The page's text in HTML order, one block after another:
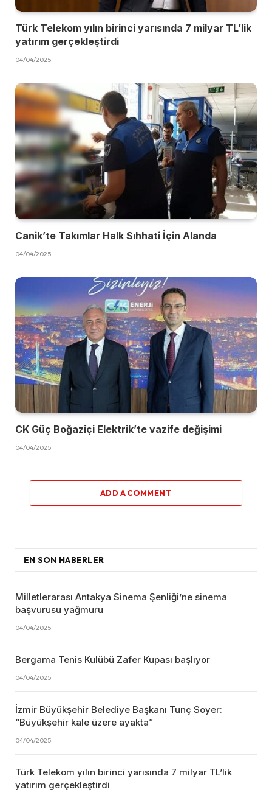
Türk Telekom yılın birinci yarısında 7 milyar TL’lik
yatırım gerçekleştirdi
04/04/2025
Canik’te Takımlar Halk Sıhhati İçin Alanda
04/04/2025
CK Güç Boğaziçi Elektrik’te vazife değişimi
04/04/2025
ADD A COMMENT
EN SON HABERLER
Milletlerarası Antakya Sinema Şenliği’ne sinema
başvurusu yağmuru
04/04/2025
Bergama Tenis Kulübü Zafer Kupası başlıyor
04/04/2025
İzmir Büyükşehir Belediye Başkanı Tunç Soyer:
“Büyükşehir kale üzere ayakta”
04/04/2025
Türk Telekom yılın birinci yarısında 7 milyar TL’lik
yatırım gerçekleştirdi